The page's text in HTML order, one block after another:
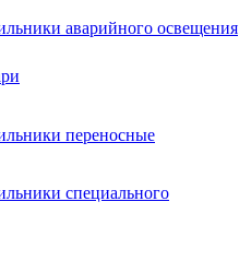
аварийного освещения
переносные
специального